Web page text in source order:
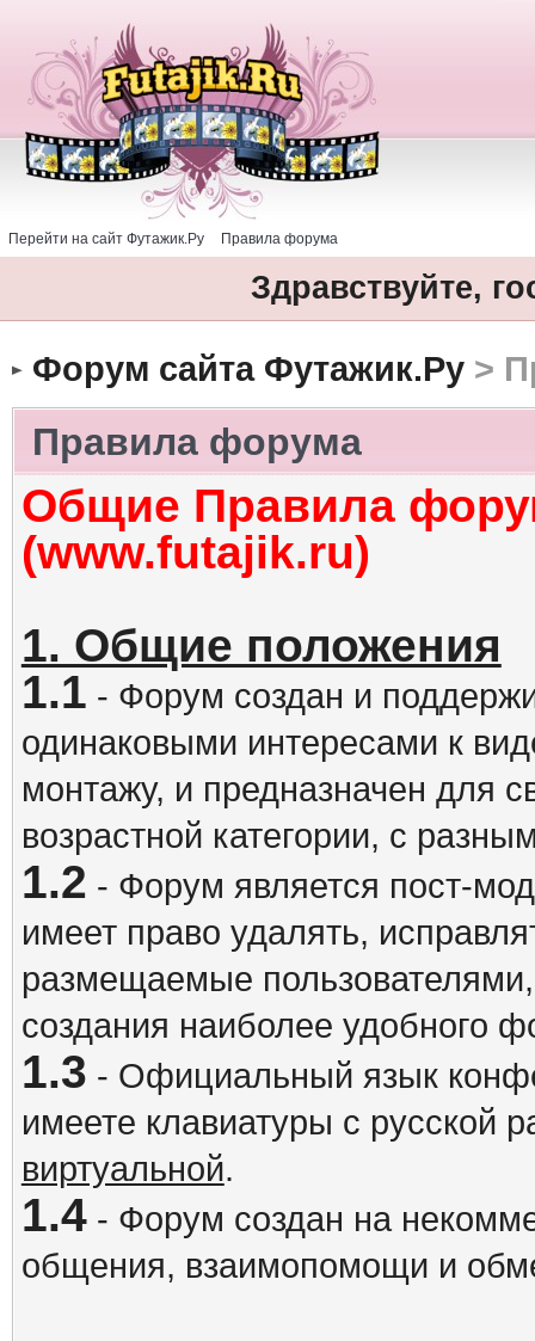
Перейти на сайт Футажик.Ру Правила форума
Здравствуйте,
Форум сайта Футажик.Ру>
Правила форума
Общие Правила
(www.futajik.ru)
1. Общие положения
1.1 - Форум создан и
одинаковыми интересами к
монтажу, и предназначен для
возрастной категории, с
1.2 - Форум является пост-
имеет право удалять,
размещаемые
создания наиболее удобного
1.3 - Официальный язык
имеете клавиатуры с русской
виртуальной.
1.4- Форум создан на
общения, взаимопомощи и